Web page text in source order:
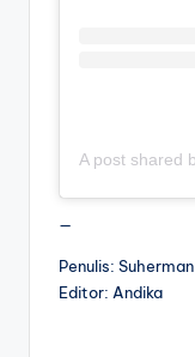
—
Penulis: Suherman
Editor: Andika